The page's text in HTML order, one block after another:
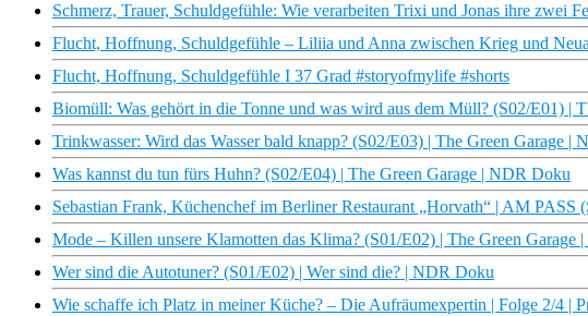
Schmerz, Trauer, Schuldgefühle: Wie verarbeiten Trixi und Jonas ihre zwei
Flucht, Hoffnung, Schuldgefühle – Liliia und Anna zwischen Krieg und
Flucht, Hoffnung, Schuldgefühle I 37 Grad #storyofmylife #shorts
Biomüll: Was gehört in die Tonne und was wird aus dem Müll? (S02/E01) |
Trinkwasser: Wird das Wasser bald knapp? (S02/E03) | The Green Garage |
Was kannst du tun fürs Huhn? (S02/E04) | The Green Garage | NDR Doku
Sebastian Frank, Küchenchef im Berliner Restaurant „Horvath“ | AM PASS
Mode – Killen unsere Klamotten das Klima? (S01/E02) | The Green Garage
Wer sind die Autotuner? (S01/E02) | Wer sind die? | NDR Doku
Wie schaffe ich Platz in meiner Küche? – Die Aufräumexpertin | Folge 2/4 |